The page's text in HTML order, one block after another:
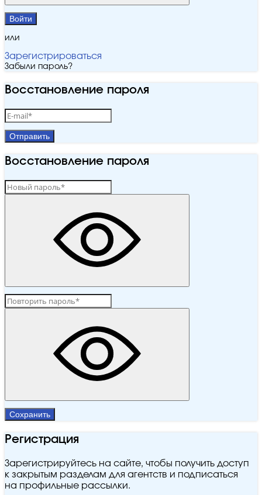
Войти
или
Зарегистрироваться
Забыли пароль?
Восстановление пароля
Отправить
Восстановление пароля
Сохранить
Регистрация
Зарегистрируйтесь на сайте, чтобы получить доступ
к закрытым разделам для агентств и подписаться
на профильные рассылки.